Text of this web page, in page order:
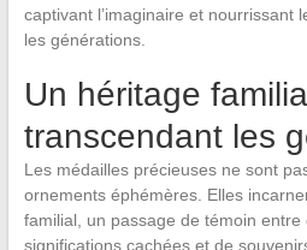
captivant l’imaginaire et nourrissant
les générations.
Un héritage
transcendant les
Les médailles précieuses ne sont
ornements éphémères. Elles
familial, un passage de témoin
significations cachées et de